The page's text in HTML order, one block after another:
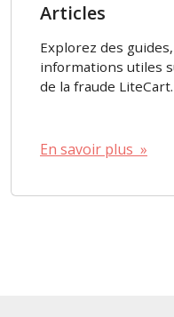
Articles
Explorez des
informations utiles
de la fraude LiteCart.
En savoir plus »